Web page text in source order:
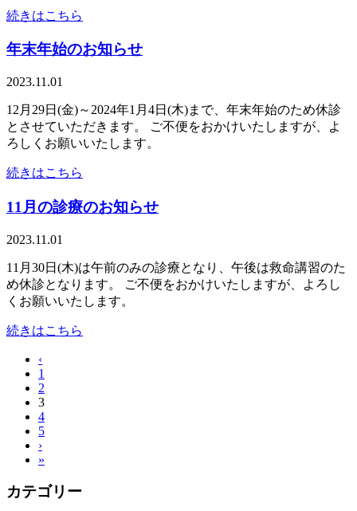
続きはこちら
年末年始のお知らせ
2023.11.01
12月29日(金)～2024年1月4日(木)まで、年末年始のため休診
とさせていただきます。 ご不便をおかけいたしますが、よ
ろしくお願いいたします。
続きはこちら
11月の診療のお知らせ
2023.11.01
11月30日(木)は午前のみの診療となり、午後は救命講習のた
め休診となります。 ご不便をおかけいたしますが、よろし
くお願いいたします。
続きはこちら
‹
1
2
3
4
5
›
»
カテゴリー